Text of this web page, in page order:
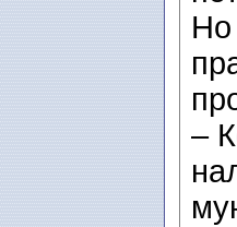
Но
–